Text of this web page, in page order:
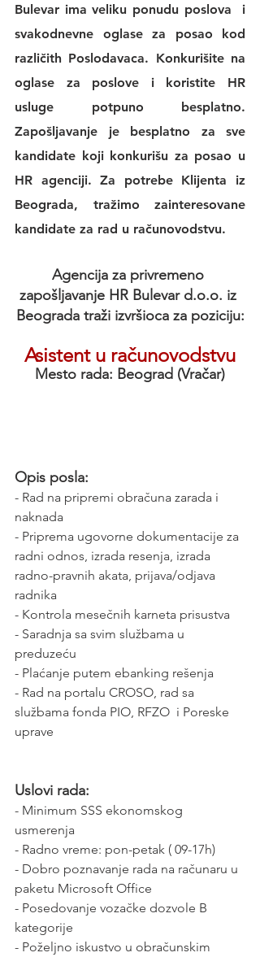
Bulevar ima veliku ponudu poslova
  i
svakodnevne oglase za posao kod
oglase za poslove i koristite HR
usluge potpuno besplatno.
Zapošljavanje je besplatno za sve
HR agenciji. Za potrebe Klijenta iz
Beograda, tražimo zainteresovane
kandidate za rad u računovodstvu.
Agencija za privremeno
zapošljavanje HR Bulevar d.o.o. iz
Beograda traži izvršioca za poziciju:
Asistent u računovodstvu
Mesto rada: Beograd (Vračar)
Opis posla:
- Rad na pripremi obračuna zarada i
naknada
- Priprema ugovorne dokumentacije za
radni odnos, izrada resenja, izrada
radno-pravnih akata, prijava/odjava
radnika
- Kontrola mesečnih karneta prisustva
- Saradnja sa svim službama u
preduzeću
- Plaćanje putem ebanking rešenja
- Rad na portalu CROSO, rad sa
službama fonda PIO, RFZO  i Poreske
uprave
Uslovi rada:
- Minimum SSS ekonomskog
usmerenja
- Radno vreme: pon-petak ( 09-17h)
- Dobro poznavanje rada na računaru u
paketu Microsoft Office
- Posedovanje vozačke dozvole B
kategorije
- Poželjno iskustvo u obračunskim